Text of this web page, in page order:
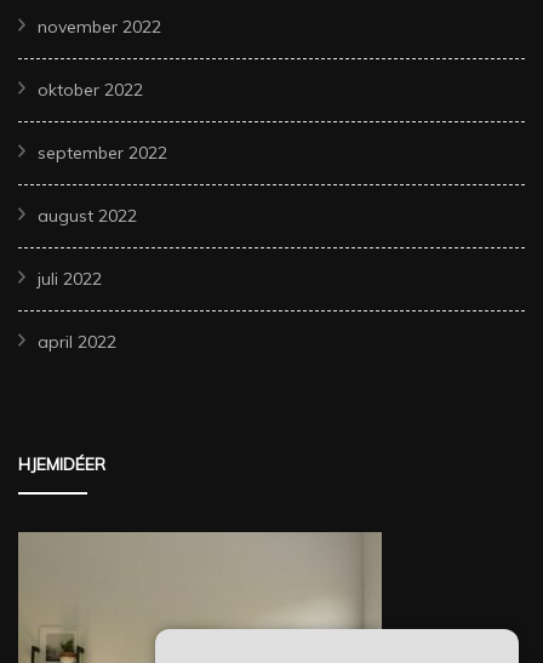
november 2022
oktober 2022
september 2022
august 2022
juli 2022
april 2022
HJEMIDÉER